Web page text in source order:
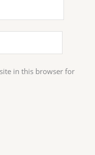
in this browser for